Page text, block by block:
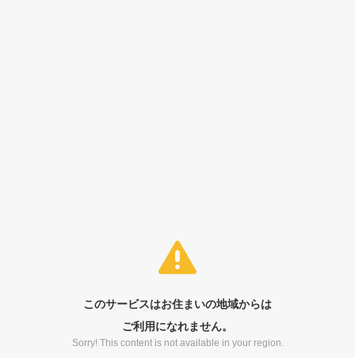
このサービスはお住まいの地域からは
ご利用になれません。
Sorry! This content is not available in your region.